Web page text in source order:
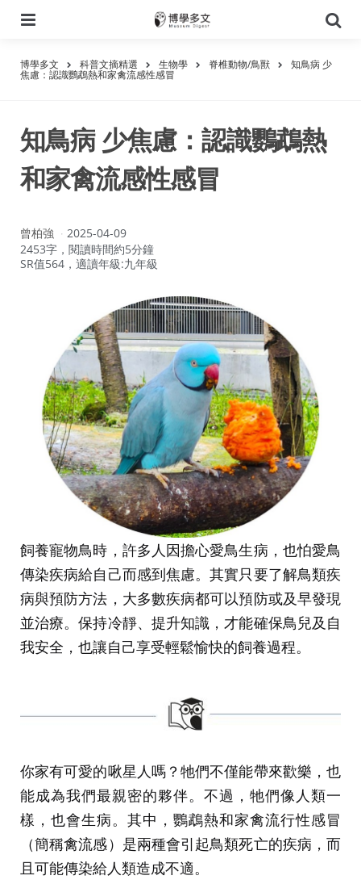
尋
博學多文 科普文摘精選 生物學 脊椎動物/鳥獸 知鳥病 少
焦慮：認識鸚鵡熱和家禽流感性感冒
知鳥病 少焦慮：認識鸚鵡熱
和家禽流感性感冒
作
者：
曾柏強
2025-04-09
2453字，閱讀時間約5分鐘
SR值564，適讀年級:九年級
飼養寵物鳥時，許多人因擔心愛鳥生病，也怕愛鳥
傳染疾病給自己而感到焦慮。其實只要了解鳥類疾
病與預防方法，大多數疾病都可以預防或及早發現
並治療。保持冷靜、提升知識，才能確保鳥兒及自
我安全，也讓自己享受輕鬆愉快的飼養過程。
你家有可愛的啾星人嗎？牠們不僅能帶來歡樂，也
能成為我們最親密的夥伴。不過，牠們像人類一
樣，也會生病。其中，鸚鵡熱和家禽流行性感冒
（簡稱禽流感）是兩種會引起鳥類死亡的疾病，而
且可能傳染給人類造成不適。